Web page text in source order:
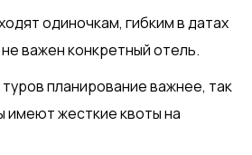
одиночкам, гибким в датах
важен конкретный отель.
планирование важнее, так
имеют жесткие квоты на